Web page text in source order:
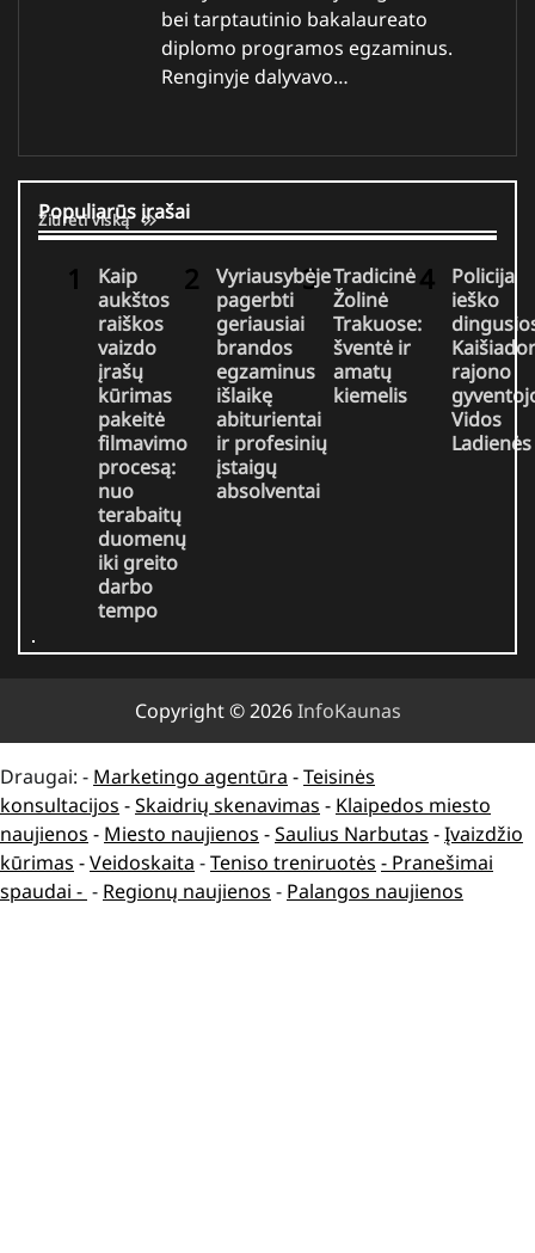
bei tarptautinio bakalaureato
diplomo programos egzaminus.
Renginyje dalyvavo…
Populiarūs įrašai
Žiūrėti viską
Kaip
aukštos
raiškos
vaizdo
įrašų
kūrimas
pakeitė
filmavimo
procesą:
nuo
terabaitų
duomenų
iki greito
darbo
tempo
Vyriausybėje
pagerbti
geriausiai
brandos
egzaminus
išlaikę
abiturientai
ir profesinių
įstaigų
absolventai
Tradicinė
Žolinė
Trakuose:
šventė ir
amatų
kiemelis
Policija
ieško
rajono
Vidos
Ladienės
Copyright © 2026InfoKaunas
Draugai: - Marketingo agentūra -Teisinės
konsultacijos -Skaidrių skenavimas - Klaipedos miesto
naujienos - Miesto naujienos -Saulius Narbutas -Įvaizdžio
kūrimas -Veidoskaita -Teniso treniruotės - Pranešimai
spaudai - - Regionų naujienos - Palangos naujienos